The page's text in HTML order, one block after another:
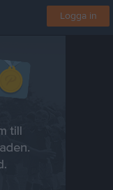
Logga in